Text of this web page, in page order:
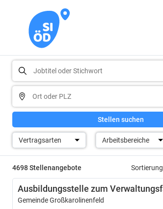
Stellen suchen
Vertragsarten Arbeitsbereiche
4698 Stellenangebote Sortierung
Gemeinde Großkarolinenfeld